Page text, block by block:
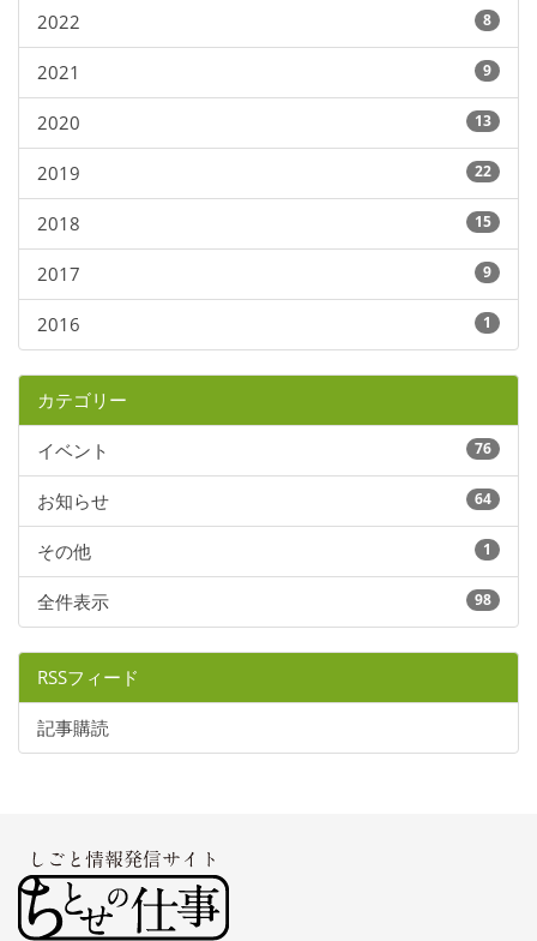
2022 8
2021 9
2020 13
2019 22
2018 15
2017 9
2016 1
カテゴリー
イベント 76
お知らせ 64
その他 1
全件表示 98
RSSフィード
記事購読